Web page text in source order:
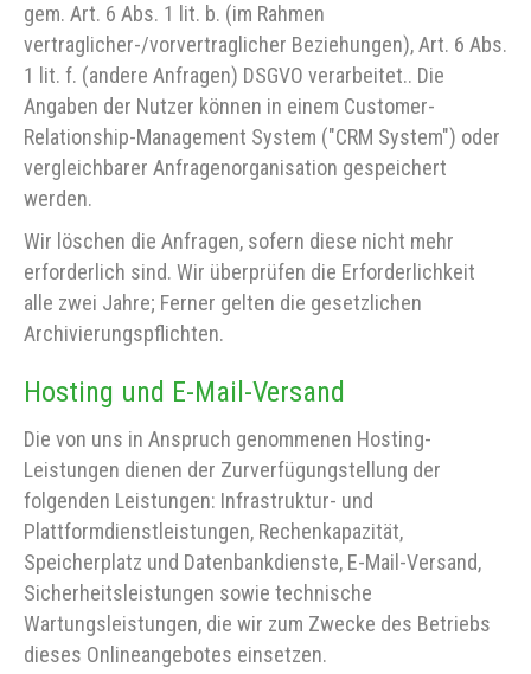
gem. Art. 6 Abs. 1 lit. b. (im Rahmen
vertraglicher-/vorvertraglicher Beziehungen), Art. 6 Abs.
1 lit. f. (andere Anfragen) DSGVO verarbeitet.. Die
Angaben der Nutzer können in einem Customer-
Relationship-Management System ("CRM System") oder
vergleichbarer Anfragenorganisation gespeichert
werden.
Wir löschen die Anfragen, sofern diese nicht mehr
erforderlich sind. Wir überprüfen die Erforderlichkeit
alle zwei Jahre; Ferner gelten die gesetzlichen
Archivierungspflichten.
Hosting und E-Mail-Versand
Die von uns in Anspruch genommenen Hosting-
Leistungen dienen der Zurverfügungstellung der
folgenden Leistungen: Infrastruktur- und
Plattformdienstleistungen, Rechenkapazität,
Speicherplatz und Datenbankdienste, E-Mail-Versand,
Sicherheitsleistungen sowie technische
Wartungsleistungen, die wir zum Zwecke des Betriebs
dieses Onlineangebotes einsetzen.